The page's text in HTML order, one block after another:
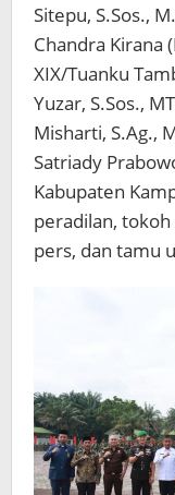
Sitepu, S.Sos.,
Chandra Kirana
XIX/Tuanku
Yuzar, S.Sos.,
Misharti, S.Ag.,
Satriady
Kabupaten
peradilan,
pers, dan tamu